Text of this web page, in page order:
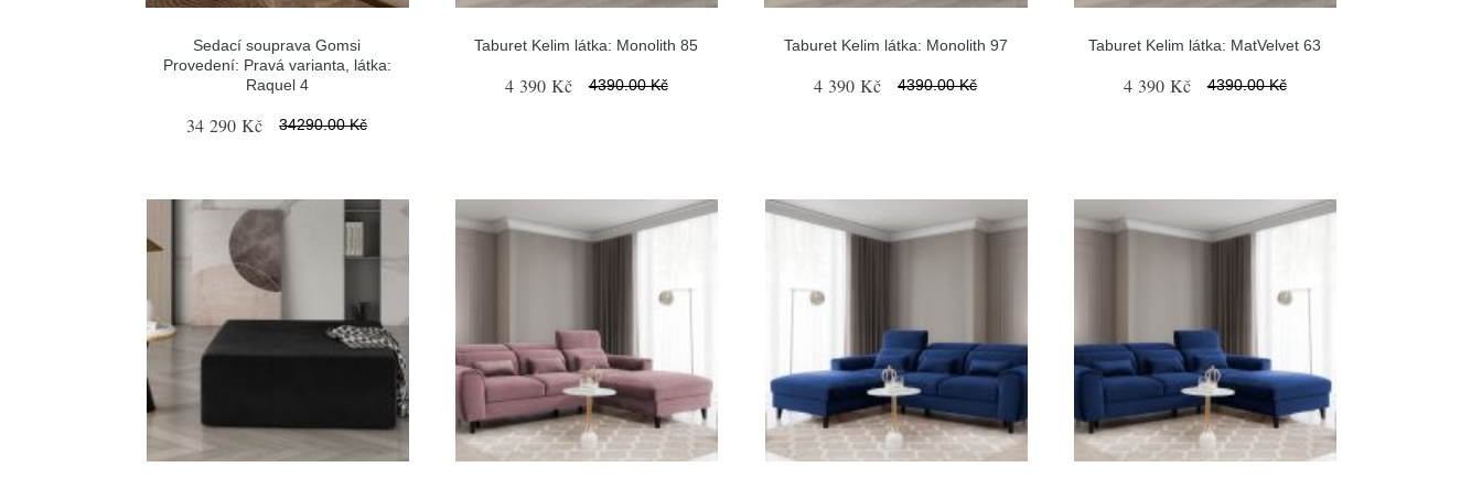
Sedací souprava Gomsi
Provedení: Pravá varianta, látka:
Raquel 4
34 290 Kč 34290.00 Kč
Taburet Kelim látka: Monolith 85
4 390 Kč 4390.00 Kč
Taburet Kelim látka: Monolith 97
4 390 Kč 4390.00 Kč
Taburet Kelim látka: MatVelvet 63
4 390 Kč 4390.00 Kč